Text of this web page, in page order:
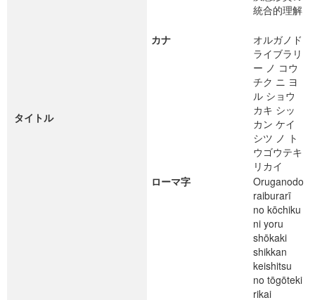
タイトル
統合的理解
カナ
オルガノド
ライブラリ
ー ノ コウ
チク ニ ヨ
ル ショウ
カキ シッ
カン ケイ
シツ ノ ト
ウゴウテキ
リカイ
ローマ字
Oruganodo
raiburarī
no kōchiku
ni yoru
shōkaki
shikkan
keishitsu
no tōgōteki
rikai